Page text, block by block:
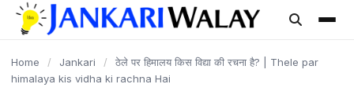
content
Home / Jankari /
ठेले पर हिमालय किस विद्या की रचना है? | Thele par
himalaya kis vidha ki rachna Hai